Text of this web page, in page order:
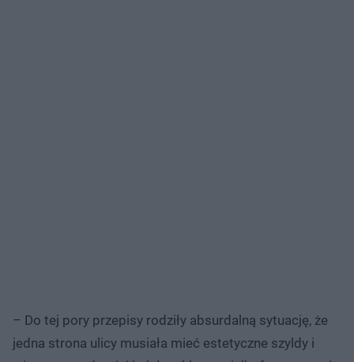
– Do tej pory przepisy rodziły absurdalną sytuację, że
jedna strona ulicy musiała mieć estetyczne szyldy i